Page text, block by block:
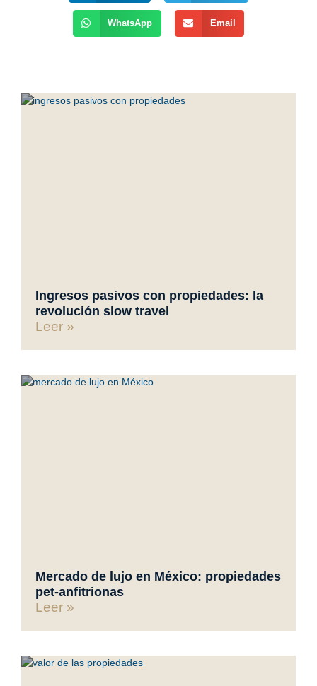
WhatsApp Email
Ingresos pasivos con propiedades: la
revolución slow travel
Leer »
Mercado de lujo en México: propiedades
pet-anfitrionas
Leer »